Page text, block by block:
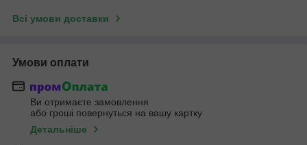
Всі умови доставки
Умови оплати
Ви отримаєте замовлення
або гроші повернуться на вашу картку
Детальніше